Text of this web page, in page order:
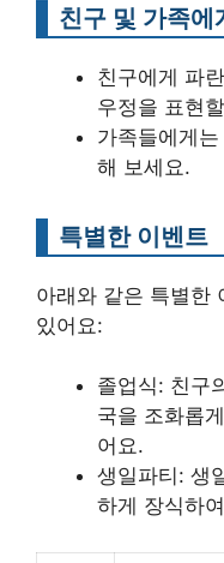
친구 및 가족에
친구에게 파
우정을 표현
가족들에게
해 보세요.
특별한 이벤트
아래와 같은 특별한
있어요:
졸업식: 친구
국을 조화롭
어요.
생일파티: 생
하게 장식하